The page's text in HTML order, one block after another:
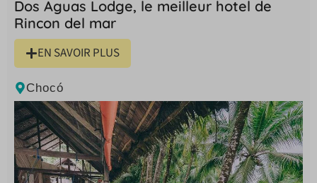
Dos Aguas Lodge, le meilleur hotel de
Rincon del mar
EN SAVOIR PLUS
Chocó